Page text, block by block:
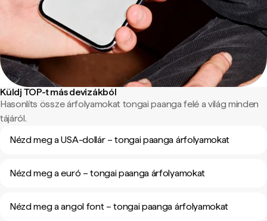
Küldj TOP-t más devizákból
Hasonlíts össze árfolyamokat tongai paanga felé a világ minden
tájáról.
Nézd meg a USA-dollár – tongai paanga árfolyamokat
Nézd meg a euró – tongai paanga árfolyamokat
Nézd meg a angol font – tongai paanga árfolyamokat